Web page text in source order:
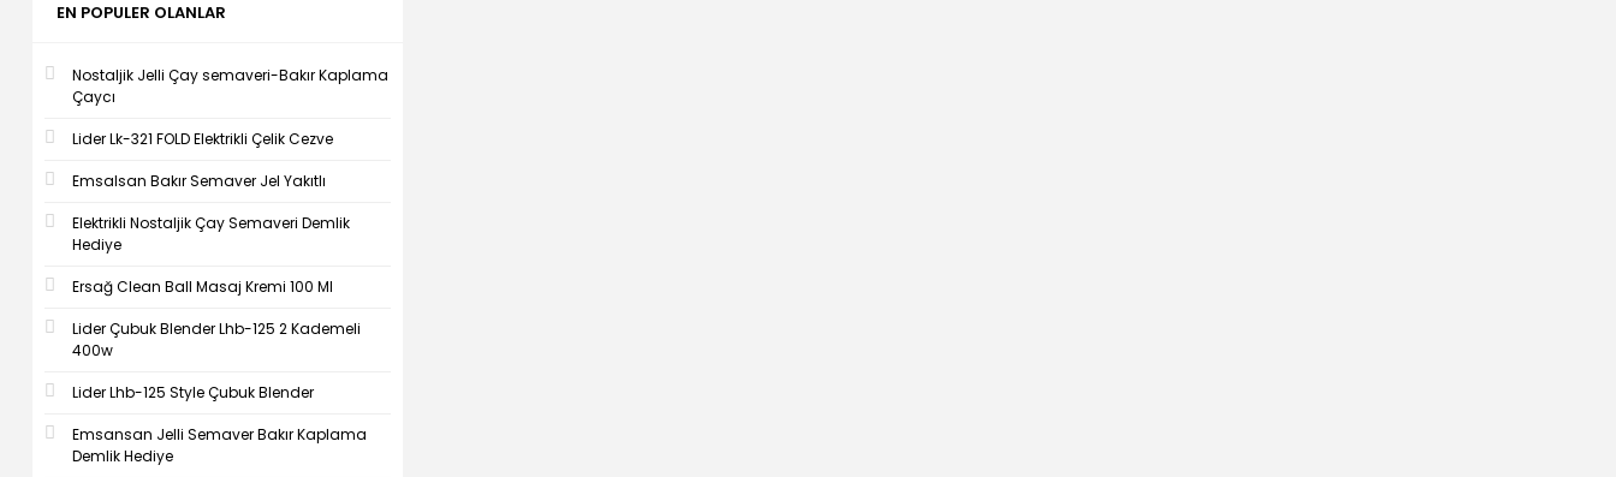
EN POPULER OLANLAR
Nostaljik Jelli Çay semaveri-Bakır Kaplama
Çaycı
Lider Lk-321 FOLD Elektrikli Çelik Cezve
Emsalsan Bakır Semaver Jel Yakıtlı
Elektrikli Nostaljik Çay Semaveri Demlik
Hediye
Ersağ Clean Ball Masaj Kremi 100 Ml
Lider Çubuk Blender Lhb-125 2 Kademeli
400w
Lider Lhb-125 Style Çubuk Blender
Emsansan Jelli Semaver Bakır Kaplama
Demlik Hediye